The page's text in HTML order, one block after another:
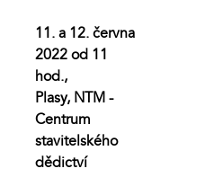
11. a 12. června
2022 od 11
hod.,
Plasy, NTM -
Centrum
stavitelského
dědictví